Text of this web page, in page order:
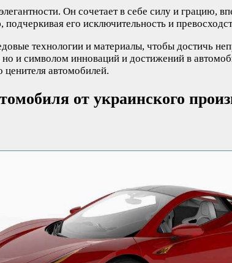
Он сочетает в себе силу и
его исключительность и
технологии и материалы, чтобы достичь
но и символом инноваций и достижений в
автомобилей.
от украинского